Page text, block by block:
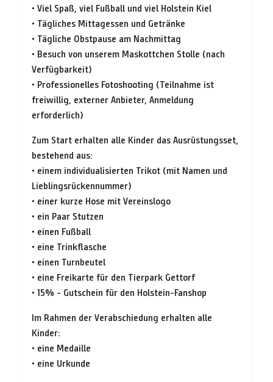
• Viel Spaß, viel Fußball und viel Holstein Kiel
• Tägliches Mittagessen und Getränke
• Tägliche Obstpause am Nachmittag
• Besuch von unserem Maskottchen Stolle (nach
Verfügbarkeit)
• Professionelles Fotoshooting (Teilnahme ist
freiwillig, externer Anbieter, Anmeldung
erforderlich)
Zum Start erhalten alle Kinder das Ausrüstungsset,
bestehend aus:
• einem individualisierten Trikot (mit Namen und
Lieblingsrückennummer)
• einer kurze Hose mit Vereinslogo
• ein Paar Stutzen
• einen Fußball
• eine Trinkflasche
• einen Turnbeutel
• eine Freikarte für den Tierpark Gettorf
• 15% - Gutschein für den Holstein-Fanshop
Im Rahmen der Verabschiedung erhalten alle
Kinder:
• eine Medaille
• eine Urkunde